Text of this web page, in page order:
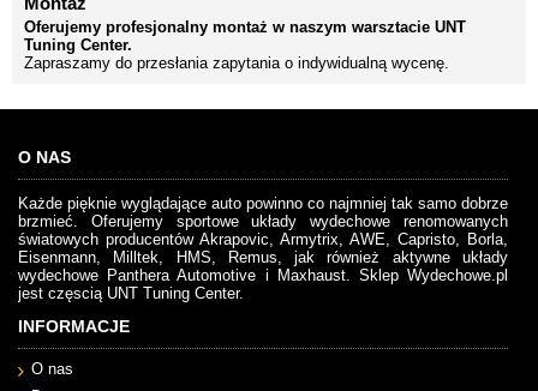
Oferujemy profesjonalny montaż w naszym warsztacie UNT
Tuning Center.
Zapraszamy do przesłania zapytania o indywidualną wycenę.
O NAS
Każde pięknie wyglądające auto powinno co najmniej tak samo dobrze
brzmieć. Oferujemy sportowe układy wydechowe renomowanych
światowych producentów Akrapovic, Armytrix, AWE, Capristo, Borla,
Eisenmann, Milltek, HMS, Remus, jak również aktywne układy
wydechowe Panthera Automotive i Maxhaust. Sklep Wydechowe.pl
jest częscią UNT Tuning Center.
INFORMACJE
O nas